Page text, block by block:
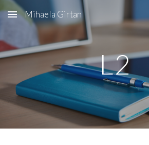
Skip to main content
Mihaela Girtan
L2